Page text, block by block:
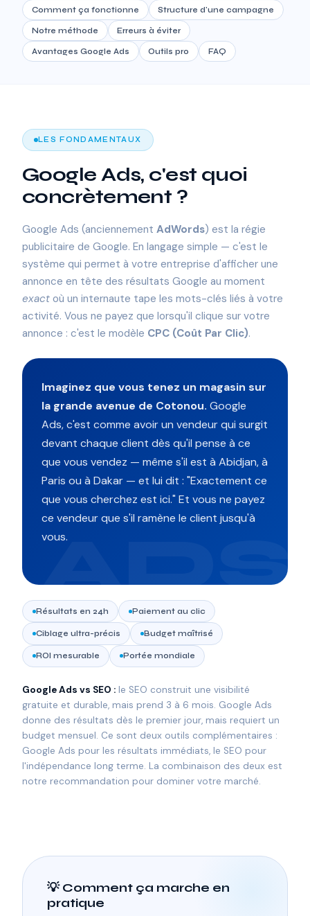
Comment ça fonctionne Structure d'une campagne
Notre méthode Erreurs à éviter
Avantages Google Ads Outils pro FAQ
LES FONDAMENTAUX
Google Ads, c'est quoi
concrètement ?
Google Ads (anciennement AdWords) est la régie
publicitaire de Google. En langage simple — c'est le
système qui permet à votre entreprise d'afficher une
annonce en tête des résultats Google au moment
exact où un internaute tape les mots-clés liés à votre
activité. Vous ne payez que lorsqu'il clique sur votre
annonce : c'est le modèle CPC (Coût Par Clic).
Imaginez que vous tenez un magasin sur
la grande avenue de Cotonou. Google
Ads, c'est comme avoir un vendeur qui surgit
devant chaque client dès qu'il pense à ce
que vous vendez — même s'il est à Abidjan, à
Paris ou à Dakar — et lui dit : "Exactement ce
que vous cherchez est ici." Et vous ne payez
ce vendeur que s'il ramène le client jusqu'à
vous.
Résultats en 24h Paiement au clic
Ciblage ultra-précis Budget maîtrisé
ROI mesurable Portée mondiale
Google Ads vs SEO : le SEO construit une visibilité
gratuite et durable, mais prend 3 à 6 mois. Google Ads
donne des résultats dès le premier jour, mais requiert un
budget mensuel. Ce sont deux outils complémentaires :
Google Ads pour les résultats immédiats, le SEO pour
l'indépendance long terme. La combinaison des deux est
notre recommandation pour dominer votre marché.
💡 Comment ça marche en
pratique